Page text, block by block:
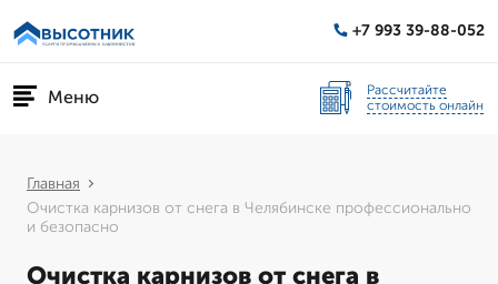
+7 993 39-88-052
Меню
Рассчитайте
стоимость онлайн
Главная
Очистка карнизов от снега в Челябинске профессионально
и безопасно
Очистка карнизов от снега в